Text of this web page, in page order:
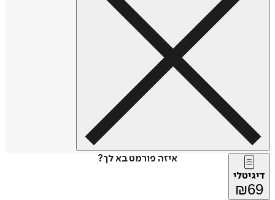
איזה פורמט בא לך?
דיגיטלי
₪69